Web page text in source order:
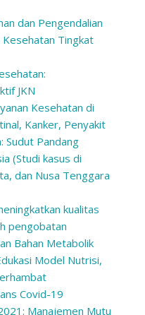
dan Pengendalian
Kesehatan Tingkat
JKN
Kesehatan di
Kanker, Penyakit
Sudut Pandang
(Studi kasus di
dan Nusa Tenggara
kualitas
pengobatan
Bahan Metabolik
Model Nutrisi,
Covid-19
Manajemen Mutu